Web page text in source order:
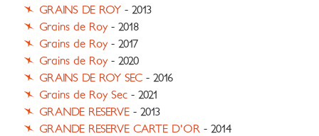
GRAINS DE ROY - 2013
Grains de Roy - 2018
Grains de Roy - 2017
Grains de Roy - 2020
GRAINS DE ROY SEC - 2016
Grains de Roy Sec - 2021
GRANDE RESERVE - 2013
GRANDE RESERVE CARTE D'OR - 2014